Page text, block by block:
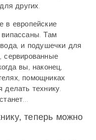
других.
в европейские
Там
и подушечки для
сервированные
вы, наконец,
помощниках
делать технику.
теперь можно